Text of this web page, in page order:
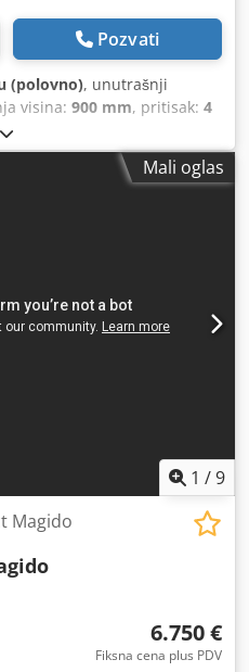
Pozvati
(polovno), unutrašnji
visina: 900 mm, pritisak: 4
finske marke Aqua
prohromskog čelika,
za izvlačenje para.
dostupan u oglasu.
EU. Cedpozgx H Tjfx Ac
Mali oglas
1 /9
Magido
6.750 €
Fiksna cena plus PDV